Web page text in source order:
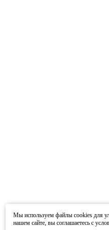
Мы используем файлы cookies для
нашем сайте, вы соглашаетесь с